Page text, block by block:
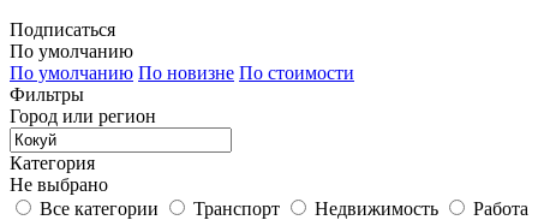
Подписаться
По умолчанию
По умолчанию По новизне По стоимости
Фильтры
Город или регион
Категория
Не выбрано
Все категории
Транспорт Недвижимость
Работа